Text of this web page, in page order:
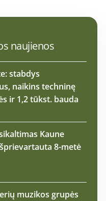
naujienos
stabdys
naikins techninę
ir 1,2 tūkst. bauda
Kaune
8-metė
muzikos grupės